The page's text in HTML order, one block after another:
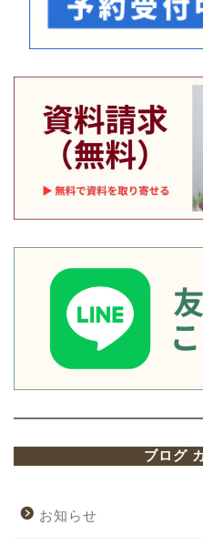
ブログ
お知らせ